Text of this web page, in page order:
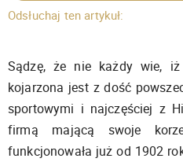
Odsłuchaj ten artykuł:
Sądzę, że nie każdy wie,
kojarzona jest z dość
sportowymi i najczęściej z
firmą mającą swoje
funkcjonowała już od 1902